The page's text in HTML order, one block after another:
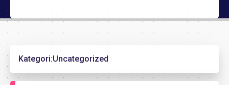
Kategori:Uncategorized